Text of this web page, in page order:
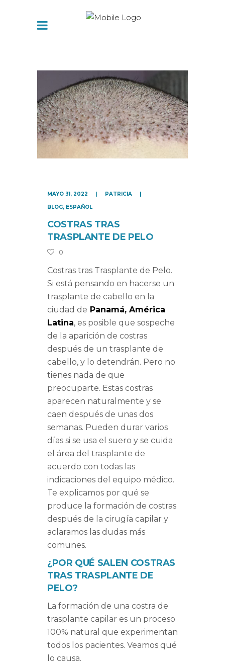
MAYO 31, 2022
PATRICIA
BLOG, ESPAÑOL
COSTRAS TRAS
TRASPLANTE DE PELO
0
Costras tras Trasplante de Pelo.
Si está pensando en hacerse un
trasplante de cabello en la
ciudad de Panamá, América
Latina, es posible que sospeche
de la aparición de costras
después de un trasplante de
cabello, y lo detendrán. Pero no
tienes nada de que
preocuparte. Estas costras
aparecen naturalmente y se
caen después de unas dos
semanas. Pueden durar varios
días si se usa el suero y se cuida
el área del trasplante de
acuerdo con todas las
indicaciones del equipo médico.
Te explicamos por qué se
produce la formación de costras
después de la cirugía capilar y
aclaramos las dudas más
comunes.
¿POR QUÉ SALEN COSTRAS
TRAS TRASPLANTE DE
PELO?
La formación de una costra de
trasplante capilar es un proceso
100% natural que experimentan
todos los pacientes. Veamos qué
lo causa.